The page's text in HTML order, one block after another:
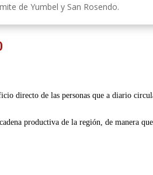
de Yumbel y San Rosendo.
directo de las personas que a diario
productiva de la región, de manera